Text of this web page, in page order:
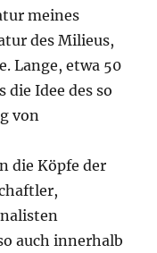
meines
des Milieus,
Lange, etwa 50
die Idee des so
von
die Köpfe der
auch innerhalb